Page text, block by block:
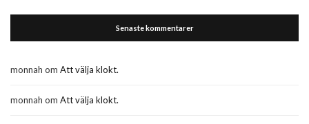
Senaste kommentarer
monnah om Att välja klokt.
monnah om Att välja klokt.